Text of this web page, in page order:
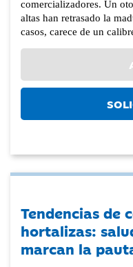
comercializadores. Un
altas han retrasado la
casos, carece de un
Tendencias de
hortalizas:
marcan la